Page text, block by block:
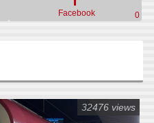
Facebook 0
32476 views